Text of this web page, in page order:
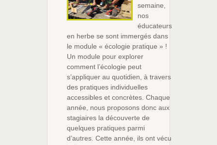
semaine,
nos
éducateurs
en herbe se sont immergés dans
le module « écologie pratique » !
Un module pour explorer
comment l’écologie peut
s’appliquer au quotidien, à travers
des pratiques individuelles
accessibles et concrètes. Chaque
année, nous proposons donc aux
stagiaires la découverte de
quelques pratiques parmi
d’autres. Cette année, ils ont vécu